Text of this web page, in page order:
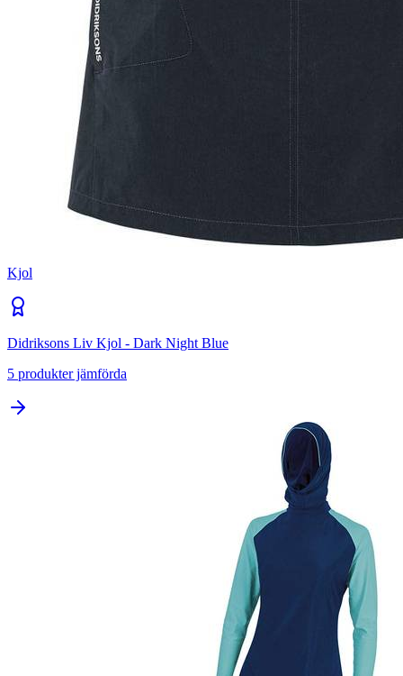
Kjol
Didriksons Liv Kjol - Dark Night Blue
5 produkter jämförda